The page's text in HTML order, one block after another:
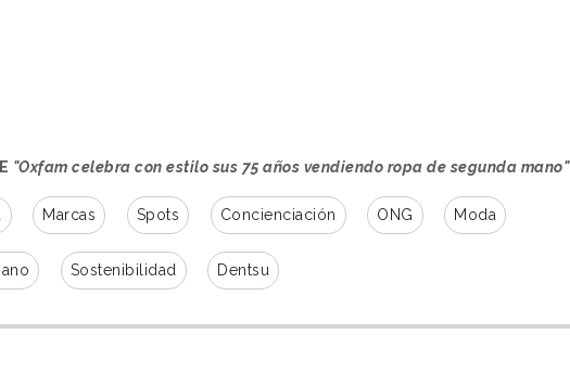
venta.
, Responsable de Retail Marketing de Oxfam, ha dicho en
de siete décadas, lo que ha dado la oportunidad a varias
de consumidores británicos de comprar de manera sostenible
tiempo”.
"Oxfam celebra con estilo sus 75 años vendiendo ropa de segunda mano"
Marcas Spots Concienciación ONG Moda
Sostenibilidad Dentsu